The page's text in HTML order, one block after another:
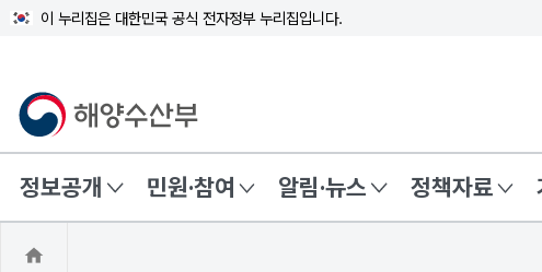
이 누리집은 대한민국 공식 전자정부 누리집입니다.
해양수산부
정보공개 민원·참여 알림·뉴스 정책자료